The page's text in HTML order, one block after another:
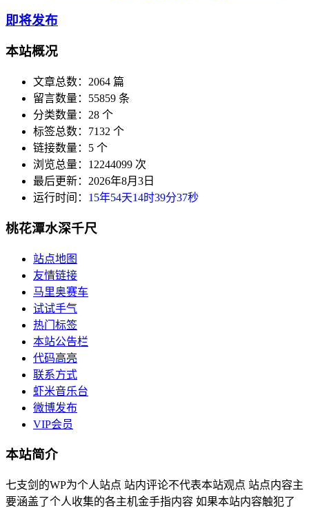
即将发布
本站概况
文章总数：2064 篇
留言数量：55859 条
分类数量：28 个
标签总数：7132 个
链接数量：5 个
浏览总量：12244099 次
最后更新：2026年8月3日
运行时间： 15年54天14时39分37秒
桃花潭水深千尺
站点地图
友情链接
马里奥赛车
试试手气
热门标签
本站公告栏
代码高亮
联系方式
虾米音乐台
微博发布
VIP会员
本站简介
七支剑的WP为个人站点 站内评论不代表本站观点 站点内容主
要涵盖了个人收集的各主机金手指内容 如果本站内容触犯了